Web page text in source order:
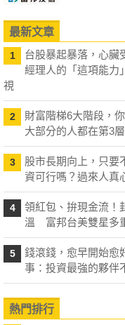
最新文章
1
台股暴起暴落，心臟
經理人的「這項能力
視
2
財富階梯6大階段，
大部分的人都在第3層
3
股市長期向上，只要
資可行嗎？過來人真
4
領紅包、拚現金流！
溫 富邦台美雙星多
5
錢滾錢，愈早開始愈
事：投資最強的夥伴
熱門排行